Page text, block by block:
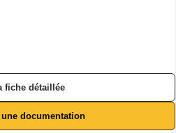
fiche détaillée
une documentation